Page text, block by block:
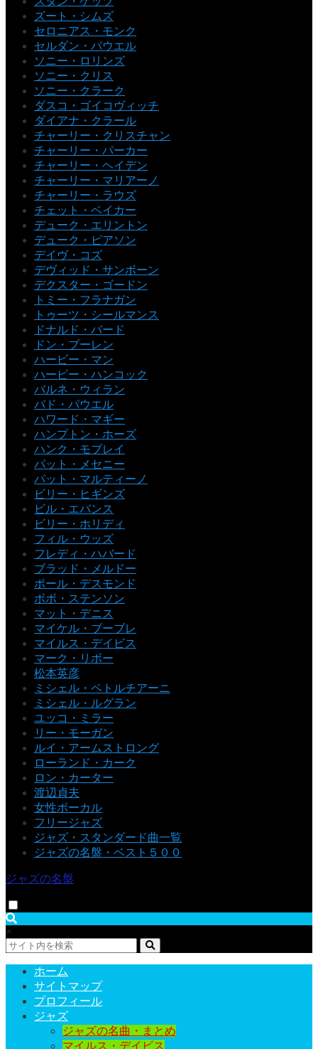
ズート・シムズ
セロニアス・モンク
セルダン・パウエル
ソニー・ロリンズ
ソニー・クリス
ソニー・クラーク
ダスコ・ゴイコヴィッチ
ダイアナ・クラール
チャーリー・クリスチャン
チャーリー・パーカー
チャーリー・ヘイデン
チャーリー・マリアーノ
チャーリー・ラウズ
チェット・ベイカー
デューク・エリントン
デューク・ピアソン
デイヴ・コズ
デヴィッド・サンボーン
デクスター・ゴードン
トミー・フラナガン
トゥーツ・シールマンス
ドナルド・バード
ドン・プーレン
ハービー・マン
ハービー・ハンコック
バルネ・ウィラン
バド・パウエル
ハワード・マギー
ハンプトン・ホーズ
ハンク・モブレイ
パット・メセニー
パット・マルティーノ
ビリー・ヒギンズ
ビル・エバンス
ビリー・ホリディ
フィル・ウッズ
フレディ・ハバード
ブラッド・メルドー
ポール・デスモンド
ボボ・ステンソン
マット・デニス
マイケル・ブーブレ
マイルス・デイビス
マーク・リボー
松本英彦
ミシェル・ペトルチアーニ
ミシェル・ルグラン
ユッコ・ミラー
リー・モーガン
ルイ・アームストロング
ローランド・カーク
ロン・カーター
渡辺貞夫
女性ボーカル
フリージャズ
ジャズ・スタンダード曲一覧
ジャズの名盤・ベスト５００
ジャズの名盤
×
ホーム
サイトマップ
プロフィール
ジャズ
ジャズの名曲・まとめ
マイルス・デイビス